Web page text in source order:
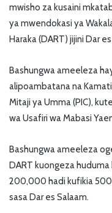
mwisho za kusaini
ya mwendokasi ya
Haraka (DART) jijini Dar
Bashungwa ameeleza
alipoambatana na
Mitaji ya Umma (PIC),
wa Usafiri wa Mabasi
Bashungwa ameeleza
DART kuongeza
200,000 hadi kufikia
sasa Dar es Salaam.